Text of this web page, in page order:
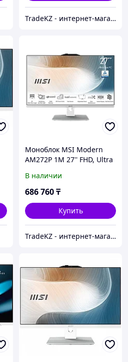
TradeKZ - интернет-магазин
Моноблок MSI Modern
AM272P 1M 27'' FHD, Ultra
OS, Белый 1M-685XRU
В наличии
686 760₸
Купить
TradeKZ - интернет-магазин